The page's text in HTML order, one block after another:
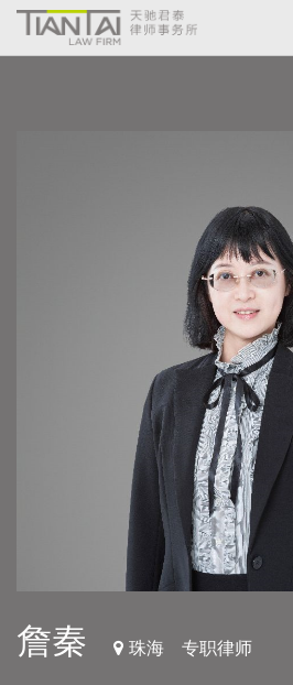
詹秦 珠海 专职律师